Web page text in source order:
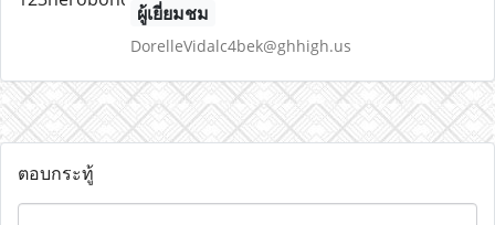
ผู้เยี่ยมชม
DorelleVidalc4bek@ghhigh.us
ตอบกระทู้